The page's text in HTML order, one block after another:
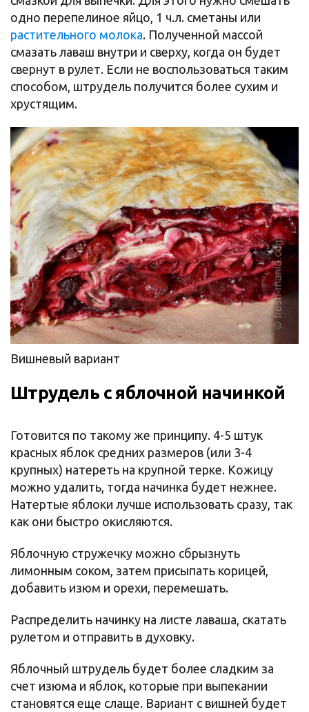
одно перепелиное яйцо, 1 ч.л. сметаны или
растительного молока. Полученной массой
смазать лаваш внутри и сверху, когда он будет
свернут в рулет. Если не воспользоваться таким
способом, штрудель получится более сухим и
хрустящим.
Вишневый вариант
Штрудель с яблочной начинкой
Готовится по такому же принципу. 4-5 штук
красных яблок средних размеров (или 3-4
крупных) натереть на крупной терке. Кожицу
можно удалить, тогда начинка будет нежнее.
Натертые яблоки лучше использовать сразу, так
как они быстро окисляются.
Яблочную стружечку можно сбрызнуть
лимонным соком, затем присыпать корицей,
добавить изюм и орехи, перемешать.
Распределить начинку на листе лаваша, скатать
рулетом и отправить в духовку.
Яблочный штрудель будет более сладким за
счет изюма и яблок, которые при выпекании
становятся еще слаще. Вариант с вишней будет